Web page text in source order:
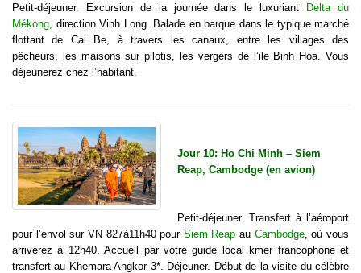
Petit-déjeuner. Excursion de la journée dans le luxuriant Delta du
Mékong , direction Vinh Long. Balade en barque dans le typique marché
flottant de Cai Be, à travers les canaux, entre les villages des
pêcheurs, les maisons sur pilotis, les vergers de l’ile Binh Hoa. Vous
déjeunerez chez l’habitant.
Jour 10: Ho Chi Minh – Siem
Reap, Cambodge (en avion)
Petit-déjeuner. Transfert à l’aéroport
pour l’envol sur VN 827à11h40 pour Siem Reap au Cambodge, où vous
arriverez à 12h40. Accueil par votre guide local kmer francophone et
transfert au Khemara Angkor 3*. Déjeuner. Début de la visite du célèbre